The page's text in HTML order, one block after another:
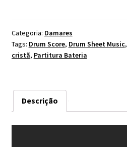
Categoria: Damares
Tags: Drum Score, Drum Sheet Music,
cristã, Partitura Bateria
Descrição